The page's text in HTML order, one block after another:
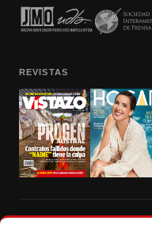
REVISTAS